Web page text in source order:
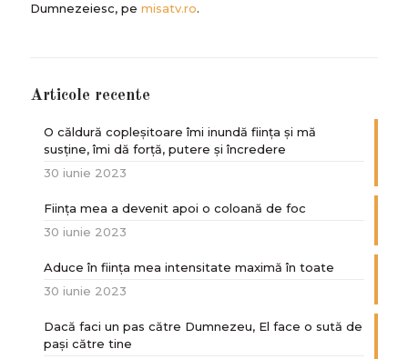
Dumnezeiesc, pe misatv.ro.
Articole recente
O căldură copleșitoare îmi inundă ființa și mă
susține, îmi dă forță, putere și încredere
30 iunie 2023
Ființa mea a devenit apoi o coloană de foc
30 iunie 2023
Aduce în ființa mea intensitate maximă în toate
30 iunie 2023
Dacă faci un pas către Dumnezeu, El face o sută de
paşi către tine